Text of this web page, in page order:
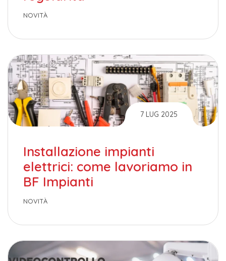
NOVITÀ
7 LUG 2025
Installazione impianti
elettrici: come lavoriamo in
BF Impianti
NOVITÀ